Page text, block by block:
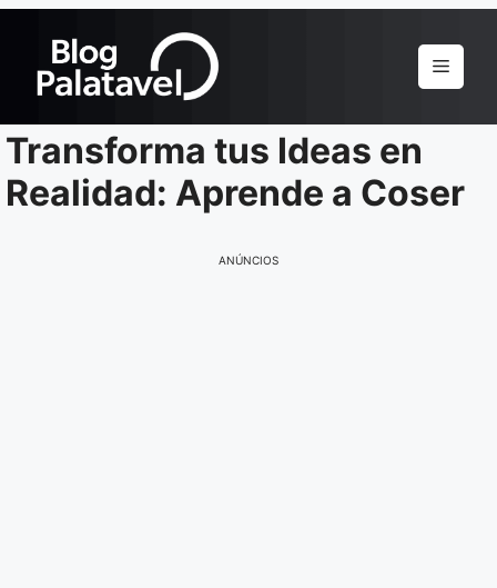
Menu
Transforma tus Ideas en
Realidad: Aprende a Coser
ANÚNCIOS